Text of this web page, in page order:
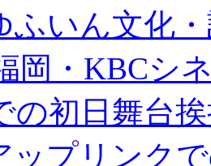
ふいん文化
岡・KBCシ
の初日舞台
ップリンク